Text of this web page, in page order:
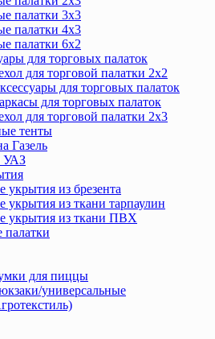
палатки 3х3
палатки 4х3
палатки 6х2
для торговых палаток
для торговой палатки 2х2
для торговых палаток
для торговых палаток
для торговой палатки 2х3
тенты
Газель
УАЗ
укрытия из брезента
укрытия из ткани тарпаулин
укрытия из ткани ПВХ
палатки
для пиццы
универсальные